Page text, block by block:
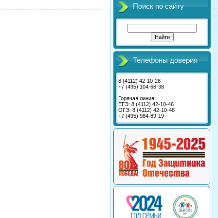
Поиск по сайту
Телефоны доверия
8 (4112) 42-10-28
+7 (495) 104-68-38
Горячая линия:
ЕГЭ: 8 (4112) 42-10-46
ОГЭ: 8 (4112) 42-10-48
+7 (495) 984-89-19